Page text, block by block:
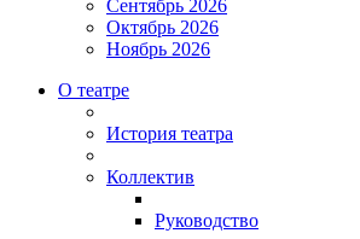
Сентябрь 2026
Октябрь 2026
Ноябрь 2026
О театре
История театра
Коллектив
Руководство